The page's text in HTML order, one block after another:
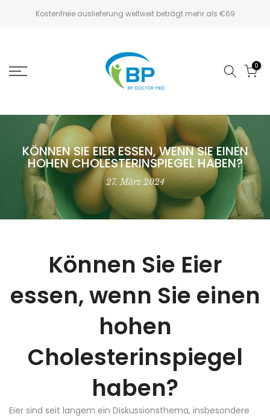
Kostenfreie auslieferung weltweit beträgt mehr als €69
0
KÖNNEN SIE EIER ESSEN, WENN SIE EINEN
HOHEN CHOLESTERINSPIEGEL HABEN?
27. März 2024
Können Sie Eier
essen, wenn Sie einen
hohen
Cholesterinspiegel
haben?
Eier sind seit langem ein Diskussionsthema, insbesondere